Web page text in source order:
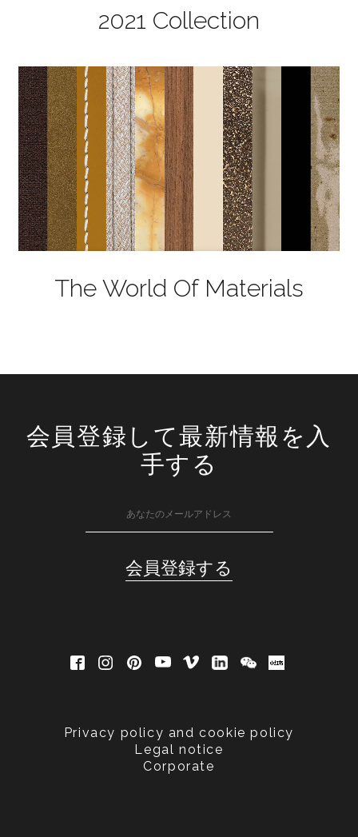
2021 Collection
The World Of Materials
会員登録して最新情報を入
手する
Privacy policy and cookie policy
Legal notice
Corporate